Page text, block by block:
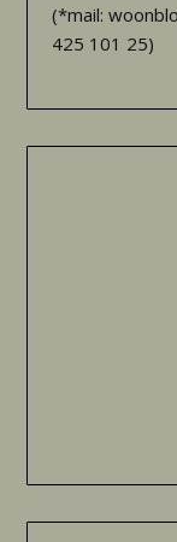
(*mail:
425 101 25)